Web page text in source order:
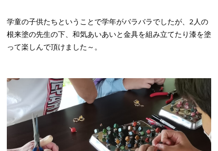
学童の子供たちということで学年がバラバラでしたが、2人の
根来塗の先生の下、和気あいあいと金具を組み立てたり漆を塗
って楽しんで頂けました～。